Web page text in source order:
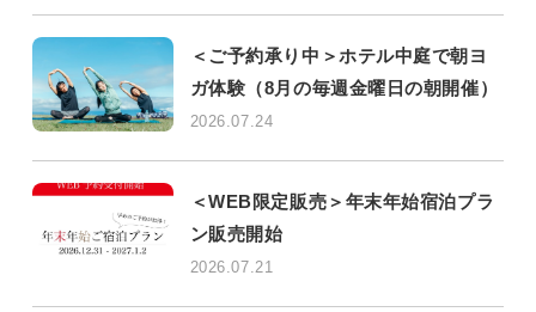
＜ご予約承り中＞ホテル中庭で朝ヨ
ガ体験（8月の毎週金曜日の朝開催）
2026.07.24
＜WEB限定販売＞年末年始宿泊プラ
ン販売開始
2026.07.21